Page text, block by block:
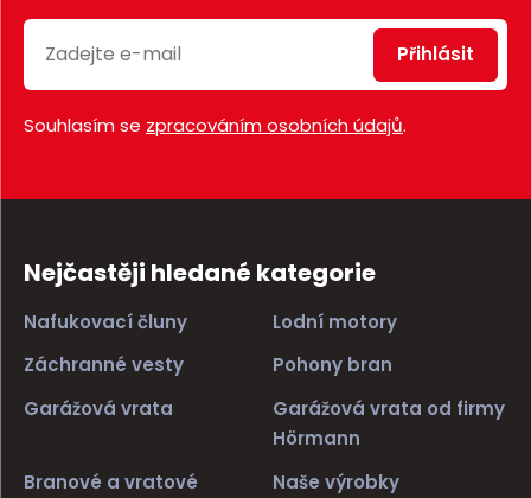
Přihlásit
Souhlasím se zpracováním osobních údajů.
Nejčastěji hledané kategorie
Nafukovací čluny
Lodní motory
Záchranné vesty
Pohony bran
Garážová vrata
Garážová vrata od firmy
Hörmann
Branové a vratové
Naše výrobky